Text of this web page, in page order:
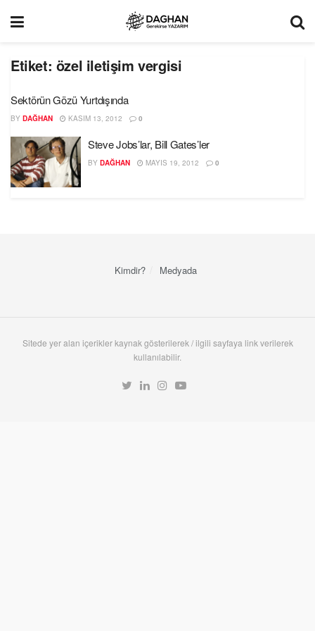
Etiket: özel iletişim vergisi
Sektörün Gözü Yurtdışında
BY DAĞHAN KASIM 13, 2012 0
Steve Jobs’lar, Bill Gates’ler
BY DAĞHAN MAYIS 19, 2012 0
Kimdir? Medyada
Sitede yer alan içerikler kaynak gösterilerek / ilgili sayfaya link verilerek
kullanılabilir.